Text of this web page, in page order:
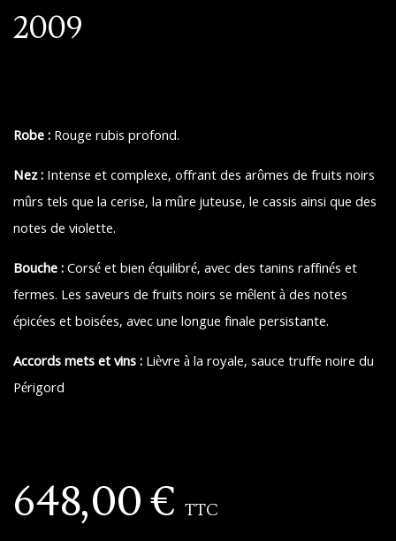
2009
Robe :Rouge rubis profond.
Nez :Intense et complexe, offrant des arômes de fruits noirs
mûrs tels que la cerise, la mûre juteuse, le cassis ainsi que des
notes de violette.
Bouche :Corsé et bien équilibré, avec des tanins raffinés et
fermes. Les saveurs de fruits noirs se mêlent à des notes
épicées et boisées, avec une longue finale persistante.
Accords mets et vins :Lièvre à la royale, sauce truffe noire du
Périgord
648,00€ TTC